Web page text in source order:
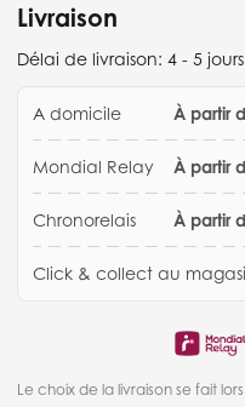
Livraison
Délai de livraison: 4 - 5
A domicile À partir
Mondial Relay À partir
Chronorelais À partir
Click & collect au
Le choix de la livraison se fait